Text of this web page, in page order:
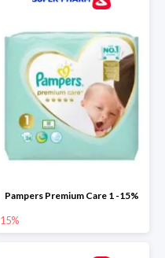
Pampers Premium Care 1 -15%
15%